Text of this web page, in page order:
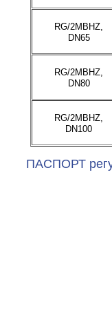
RG/2MBHZ,
DN65
RG/2MBHZ,
DN80
RG/2MBHZ,
DN100
ПАСПОРТ